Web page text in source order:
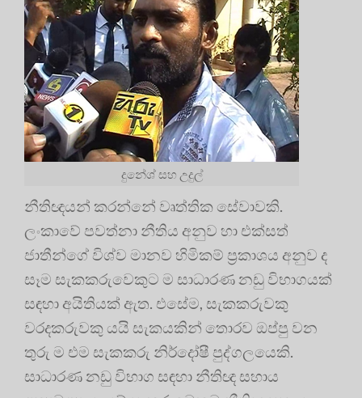
දුනේශ් සහ උදුල්
නීතිඥයන් කරන්නේ වෘත්තික සේවාවකි.
ලංකාවේ පවත්නා නීතිය අනුව හා එක්සත්
ජාතීන්ගේ විශ්ව මානව හිමිකම් ප්‍රකාශය අනුව ද
සෑම සැකකරුවෙකුට ම සාධාරණ නඩු විභාගයක්
සඳහා අයිතියක් ඇත. එසේම, සැකකරුවකු
වරදකරුවකු යයි සැකයකින් තොරව ඔප්පු වන
තුරු ම එම සැකකරු නිර්දෝෂී පුද්ගලයෙකි.
සාධාරණ නඩු විභාග සඳහා නීතිඥ සහාය